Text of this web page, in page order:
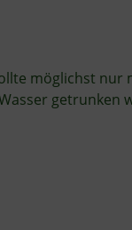
möglichst
getrunken